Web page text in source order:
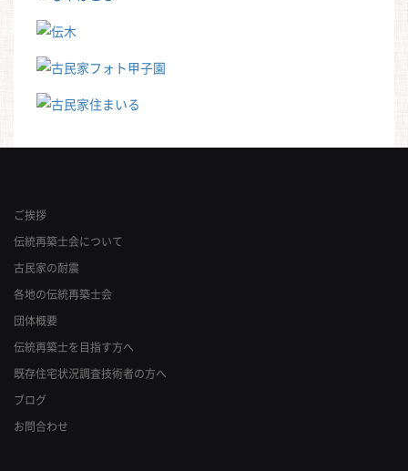
ご挨拶
伝統再築士会について
古民家の耐震
各地の伝統再築士会
団体概要
伝統再築士を目指す方へ
既存住宅状況調査技術者の方へ
ブログ
お問合わせ